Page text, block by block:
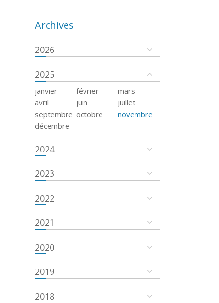
Archives
2026
2025
janvier février
mars
avril
juin
juillet
septembre octobre
novembre
décembre
2024
2023
2022
2021
2020
2019
2018